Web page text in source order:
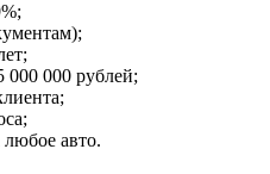
;
000 000 рублей;
авто.